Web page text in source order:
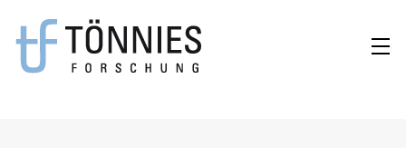
Inhalt
springen